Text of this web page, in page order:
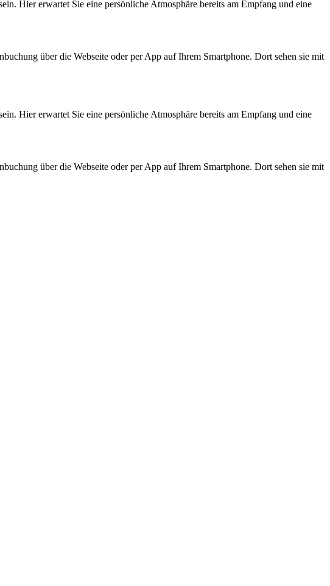
Hier erwartet Sie eine persönliche Atmosphäre bereits am Empfang und eine
über die Webseite oder per App auf Ihrem Smartphone. Dort sehen sie mit
Hier erwartet Sie eine persönliche Atmosphäre bereits am Empfang und eine
über die Webseite oder per App auf Ihrem Smartphone. Dort sehen sie mit